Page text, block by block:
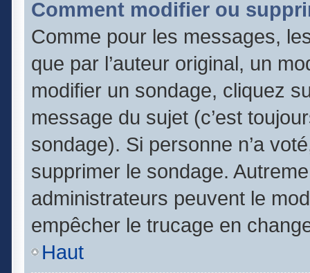
Comment modifier ou
Comme pour les messages,
que par l’auteur original, un
modifier un sondage, cliquez
message du sujet (c’est
sondage). Si personne n’a
supprimer le sondage.
administrateurs peuvent le
empêcher le trucage en
Haut